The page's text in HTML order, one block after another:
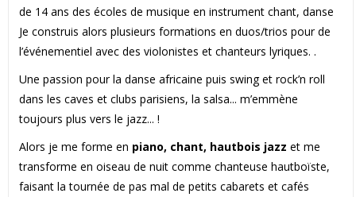
de 14 ans des écoles de musique en instrument chant, danse
Je construis alors plusieurs formations en duos/trios pour de
l’événementiel avec des violonistes et chanteurs lyriques. .
Une passion pour la danse africaine puis swing et rock’n roll
dans les caves et clubs parisiens, la salsa... m’emmène
toujours plus vers le jazz... !
Alors je me forme en piano, chant, hautbois jazz et me
transforme en oiseau de nuit comme chanteuse hautboïste,
faisant la tournée de pas mal de petits cabarets et cafés